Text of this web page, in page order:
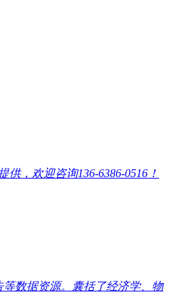
，欢迎咨询136-6386-0516！
数据资源。囊括了经济学、物